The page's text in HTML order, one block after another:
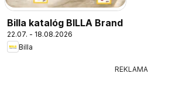
Billa katalóg BILLA Brand
22.07. - 18.08.2026
Billa
REKLAMA